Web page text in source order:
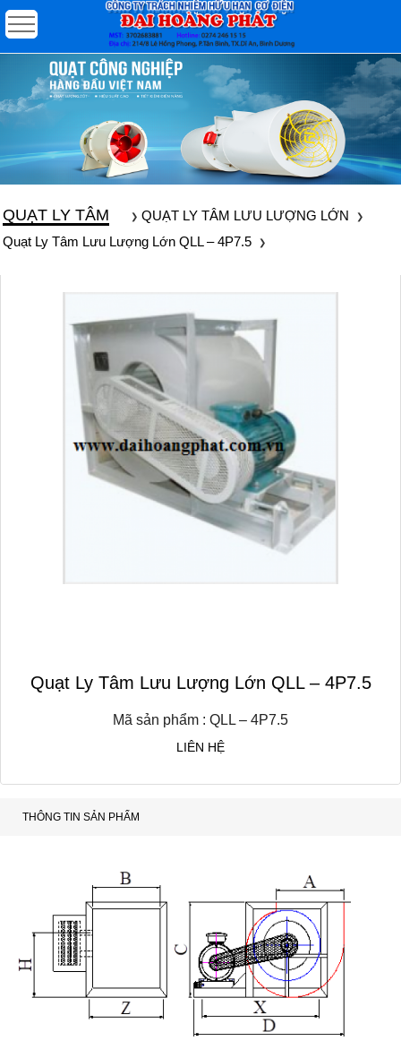
QUẠT LY TÂM
QUẠT LY TÂM LƯU LƯỢNG LỚN
Quạt Ly Tâm Lưu Lượng Lớn QLL – 4P7.5
Quạt Ly Tâm Lưu Lượng Lớn QLL – 4P7.5
Mã sản phẩm : QLL – 4P7.5
LIÊN HỆ
THÔNG TIN SẢN PHẨM